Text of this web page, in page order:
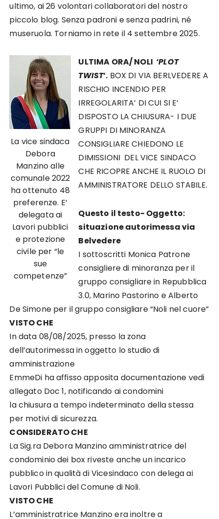
ultimo, ai 26 volontari collaboratori del nostro
piccolo blog. Senza padroni e senza padrini, né
museruola. Torniamo in rete il 4 settembre 2025.
La vice sindaca
Debora
Manzino alle
comunale 2022
ha ottenuto 48
preferenze. E’
delegata ai
Lavori pubblici
e protezione
civile per “le
sue
competenze”
ULTIMA ORA/ NOLI ‘PLOT
TWIST‘. BOX DI VIA BERLVEDERE A
RISCHIO INCENDIO PER
IRREGOLARITA’ DI CUI SI E’
DISPOSTO LA CHIUSURA- I DUE
GRUPPI DI MINORANZA
CONSIGLIARE CHIEDONO LE
DIMISSIONI DEL VICE SINDACO
CHE RICOPRE ANCHE IL RUOLO DI
AMMINISTRATORE DELLO STABILE.
Questo il testo- Oggetto:
situazione autorimessa via
Belvedere
I sottoscritti Monica Patrone
consigliere di minoranza per il
gruppo consigliare in Repubblica
3.0, Marino Pastorino e Alberto
De Simone per il gruppo consigliare “Noli nel cuore”
VISTO CHE
In data 08/08/2025, presso la zona
dell’autorimessa in oggetto lo studio di
amministrazione
EmmeDi ha affisso apposita documentazione vedi
allegato Doc 1, notificando ai condomini
la chiusura a tempo indeterminato della stessa
per motivi di sicurezza.
CONSIDERATO CHE
La Sig.ra Debora Manzino amministratrice del
condominio dei box riveste anche un incarico
pubblico in qualità di Vicesindaco con delega ai
Lavori Pubblici del Comune di Noli.
VISTO CHE
L’amministratrice Manzino era inoltre a